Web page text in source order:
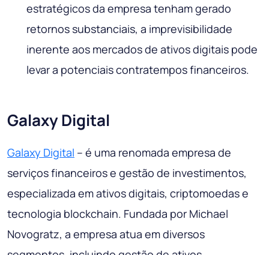
estratégicos da empresa tenham gerado
retornos substanciais, a imprevisibilidade
inerente aos mercados de ativos digitais pode
levar a potenciais contratempos financeiros.
Galaxy Digital
Galaxy Digital – é uma renomada empresa de
serviços financeiros e gestão de investimentos,
especializada em ativos digitais, criptomoedas e
tecnologia blockchain. Fundada por Michael
Novogratz, a empresa atua em diversos